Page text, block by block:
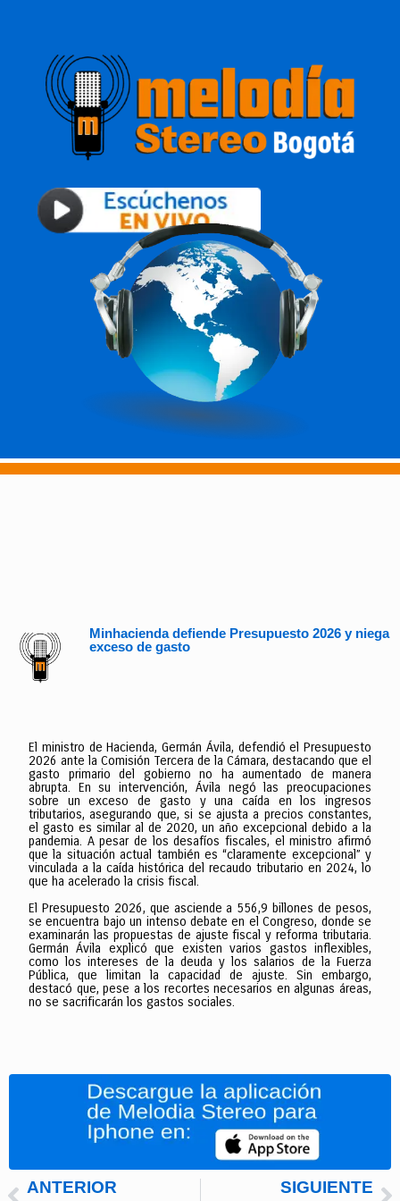
Minhacienda defiende Presupuesto 2026 y niega
exceso de gasto
El ministro de Hacienda, Germán Ávila, defendió el Presupuesto
2026 ante la Comisión Tercera de la Cámara, destacando que el
gasto primario del gobierno no ha aumentado de manera
abrupta. En su intervención, Ávila negó las preocupaciones
sobre un exceso de gasto y una caída en los ingresos
tributarios, asegurando que, si se ajusta a precios constantes,
el gasto es similar al de 2020, un año excepcional debido a la
pandemia. A pesar de los desafíos fiscales, el ministro afirmó
que la situación actual también es “claramente excepcional” y
vinculada a la caída histórica del recaudo tributario en 2024, lo
que ha acelerado la crisis fiscal.
El Presupuesto 2026, que asciende a 556,9 billones de pesos,
se encuentra bajo un intenso debate en el Congreso, donde se
examinarán las propuestas de ajuste fiscal y reforma tributaria.
Germán Ávila explicó que existen varios gastos inflexibles,
como los intereses de la deuda y los salarios de la Fuerza
Pública, que limitan la capacidad de ajuste. Sin embargo,
destacó que, pese a los recortes necesarios en algunas áreas,
no se sacrificarán los gastos sociales.
ANTERIOR SIGUIENTE